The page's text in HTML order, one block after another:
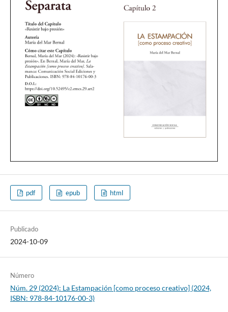
pdf epub html
Publicado
2024-10-09
Número
Núm. 29 (2024): La Estampación [como proceso creativo] (2024,
ISBN: 978-84-10176-00-3)